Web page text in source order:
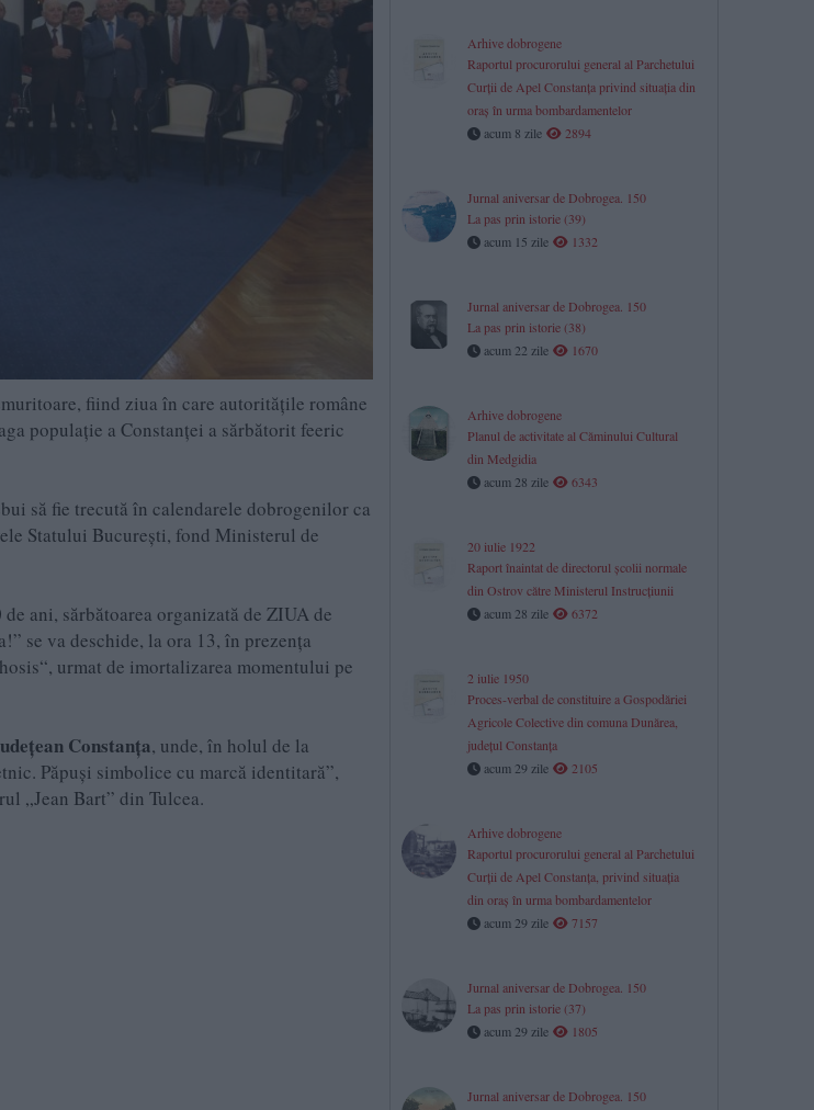
fiind ziua în care autorităţile române
populaţie a Constanţei a sărbătorit feeric
să fie trecută în calendarele dobrogenilor ca
Statului Bucureşti, fond Ministerul de
ani, sărbătoarea organizată de ZIUA de
se va deschide, la ora 13, în prezenţa
urmat de imortalizarea momentului pe
Constanţa, unde, în holul de la
Păpuşi simbolice cu marcă identitară”,
„Jean Bart” din Tulcea.
​Arhive dobrogene
Raportul procurorului general al Parchetului
Curții de Apel Constanța privind situația din
oraș în urma bombardamentelor
acum 8 zile
2894
Jurnal aniversar de Dobrogea. 150
La pas prin istorie (39)
acum 15 zile
1332
Jurnal aniversar de Dobrogea. 150
La pas prin istorie (38)
acum 22 zile
1670
Arhive dobrogene
Planul de activitate al Căminului Cultural
din Medgidia
acum 28 zile
6343
20 iulie 1922
Raport înaintat de directorul școlii normale
din Ostrov către Ministerul Instrucțiunii
acum 28 zile
6372
2 iulie 1950
Proces-verbal de constituire a Gospodăriei
Agricole Colective din comuna Dunărea,
județul Constanța
acum 29 zile
2105
Arhive dobrogene
Raportul procurorului general al Parchetului
Curţii de Apel Constanţa, privind situaţia
din oraş în urma bombardamentelor
acum 29 zile
7157
Jurnal aniversar de Dobrogea. 150
La pas prin istorie (37)
acum 29 zile
1805
Jurnal aniversar de Dobrogea. 150